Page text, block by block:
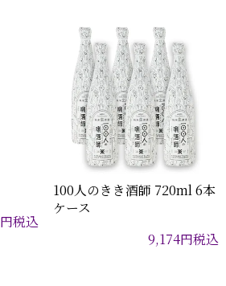
円税込
100人のきき酒師 720ml 6本
ケース
9,174円税込